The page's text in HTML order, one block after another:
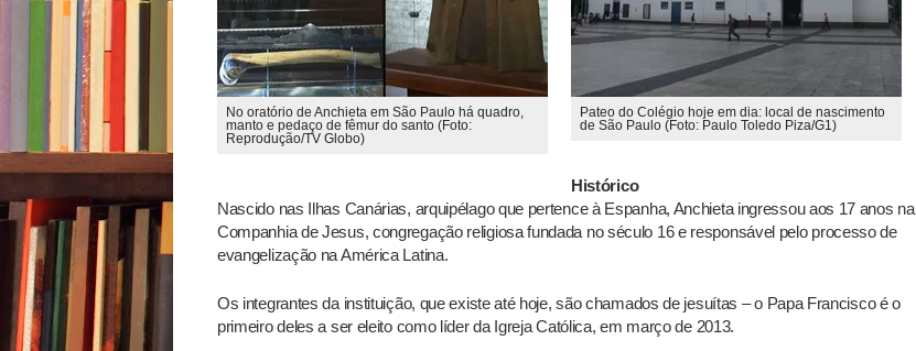
No oratório de Anchieta em São Paulo há quadro,
manto e pedaço de fêmur do santo (Foto:
Reprodução/TV Globo)
Pateo do Colégio hoje em dia: local de nascimento
de São Paulo (Foto: Paulo Toledo Piza/G1)
Histórico
Nascido nas Ilhas Canárias, arquipélago que pertence à Espanha, Anchieta ingressou aos 17 anos na
Companhia de Jesus, congregação religiosa fundada no século 16 e responsável pelo processo de
evangelização na América Latina.
Os integrantes da instituição, que existe até hoje, são chamados de jesuítas – o Papa Francisco é o
primeiro deles a ser eleito como líder da Igreja Católica, em março de 2013.